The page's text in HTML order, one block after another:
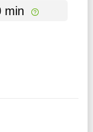
min